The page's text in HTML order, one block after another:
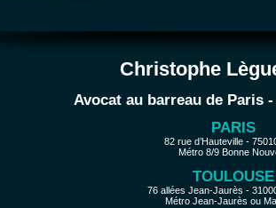
Christophe
Avocat au barreau de Paris
PARIS
82 rue d’Hauteville -
Métro 8/9 Bonne
TOULOUSE
76 allées Jean-Jaurès -
Métro Jean-Jaurès ou